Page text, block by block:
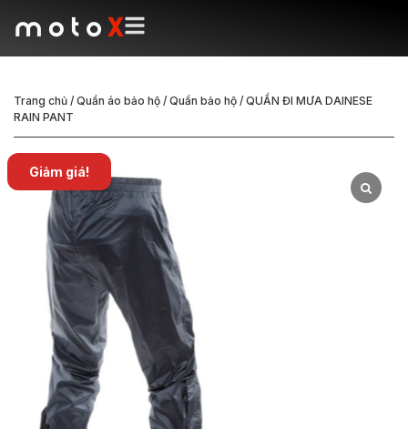
Trang chủ / Quần áo bảo hộ / Quần bảo hộ / QUẦN ĐI MƯA DAINESE
RAIN PANT
Giảm giá!